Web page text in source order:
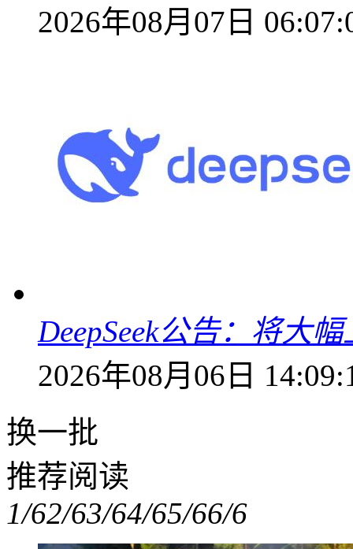
2026年08月07日
DeepSeek公告：将大
2026年08月06日
换一批
推荐阅读
1/62/63/64/65/66/6